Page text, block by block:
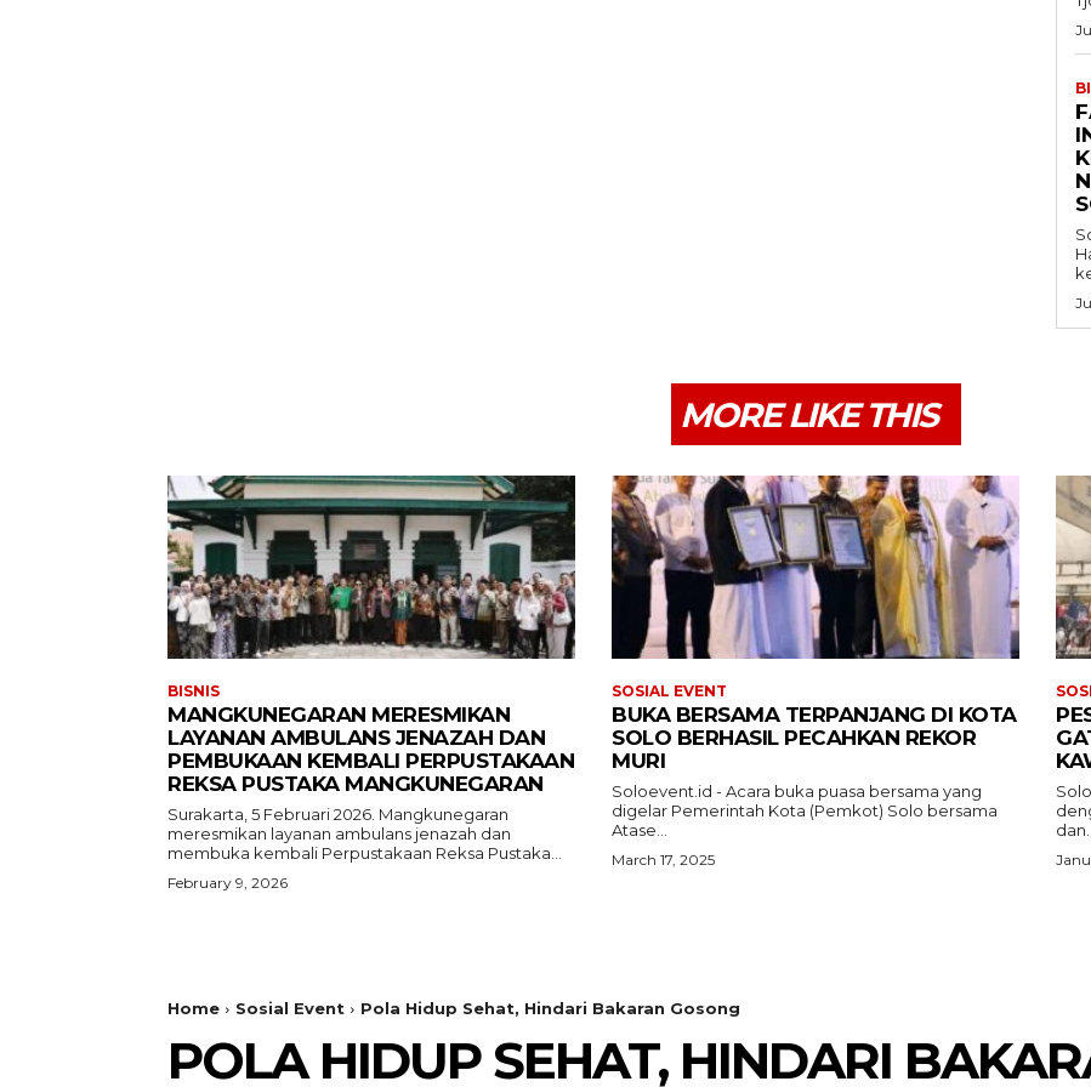
MORE LIKE THIS
BISNIS
MANGKUNEGARAN MERESMIKAN
LAYANAN AMBULANS JENAZAH DAN
PEMBUKAAN KEMBALI PERPUSTAKAAN
REKSA PUSTAKA MANGKUNEGARAN
Surakarta, 5 Februari 2026. Mangkunegaran
meresmikan layanan ambulans jenazah dan
membuka kembali Perpustakaan Reksa Pustaka...
February 9, 2026
SOSIAL EVENT
BUKA BERSAMA TERPANJANG DI KOTA
SOLO BERHASIL PECAHKAN REKOR
MURI
Soloevent.id - Acara buka puasa bersama yang
digelar Pemerintah Kota (Pemkot) Solo bersama
Atase...
March 17, 2025
dan...